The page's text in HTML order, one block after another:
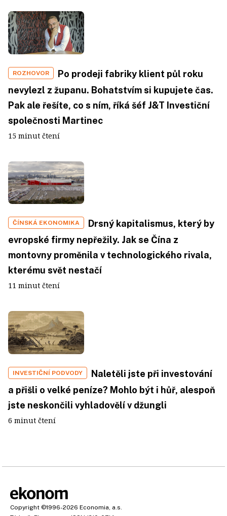
ROZHOVOR
Po prodeji fabriky klient půl roku
nevylezl z županu. Bohatstvím si kupujete čas.
Pak ale řešíte, co s ním, říká šéf J&T Investiční
společnosti Martinec
15 minut čtení
ČÍNSKÁ EKONOMIKA
Drsný kapitalismus, který by
evropské firmy nepřežily. Jak se Čína z
montovny proměnila v technologického rivala,
kterému svět nestačí
11 minut čtení
INVESTIČNÍ PODVODY
Naletěli jste při investování
a přišli o velké peníze? Mohlo být i hůř, alespoň
jste neskončili vyhladovělí v džungli
6 minut čtení
Copyright ©1996-2026 Economia, a.s.